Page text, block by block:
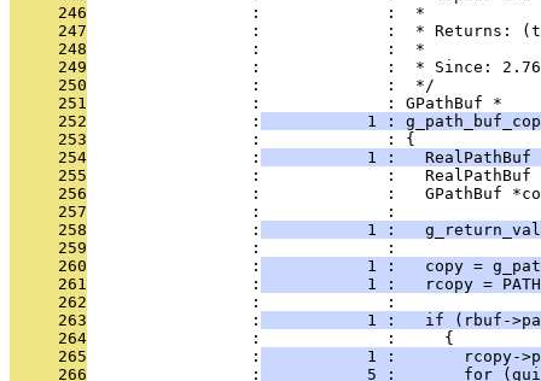
     246
                 :             :  *
     247
:             :  * Returns:
     248
                 :             :  *
     249
                 :             :  * Since: 2.76
     250
                 :             :  */
     251
                 :             : GPathBuf *
     252
                 :
1 :
     253
                 :             : {
     254
                 :
1 :   RealPathBuf
     255
:             :   RealPathBuf
     256
:             :   GPathBuf
     257
                 :             :
     258
                 :
1 :
     259
                 :             :
     260
                 :
1 :   copy =
     261
                 :
1 :   rcopy =
     262
                 :             :
     263
                 :
1 :   if (rbuf-
     264
                 :             :     {
     265
                 :
1 :       rcopy-
     266
                 :
5 :       for